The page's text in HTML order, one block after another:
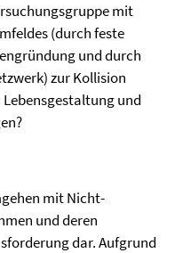
mit
(durch feste
und durch
zur Kollision
und
mit Nicht-
und deren
dar. Aufgrund